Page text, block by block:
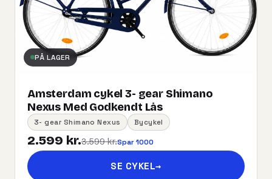
PÅ LAGER
Amsterdam cykel 3- gear Shimano
Nexus Med Godkendt Lås
3- gear Shimano Nexus Bycykel
2.599 kr.3.599 kr.Spar 1000
SE CYKEL→